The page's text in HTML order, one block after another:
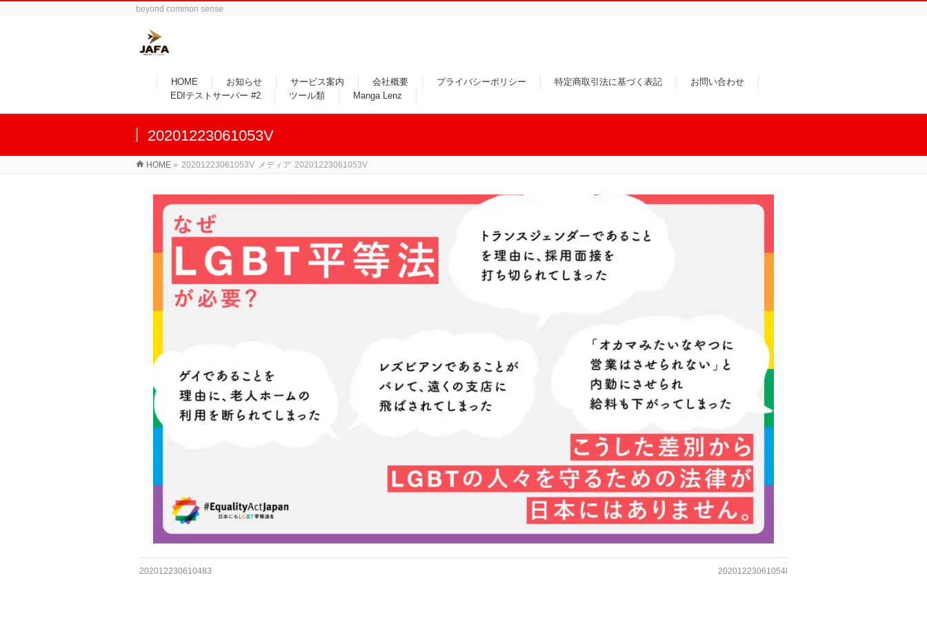
beyond common sense
HOME お知らせ サービス案内 会社概要 プライバシーポリシー 特定商取引法に基づく表記
お問い合わせ
EDIテストサーバー #2
ツール類 Manga Lenz
20201223061053V
HOME » 20201223061053V メディア 20201223061053V
202012230610483 20201223061054l